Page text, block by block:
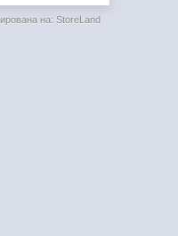
на: StoreLand